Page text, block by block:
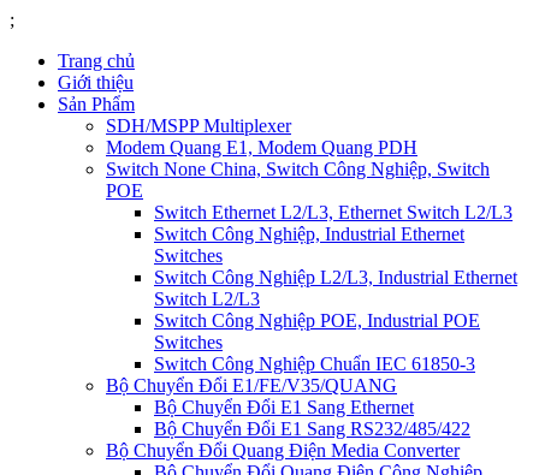
;
Trang chủ
Giới thiệu
Sản Phẩm
SDH/MSPP Multiplexer
Modem Quang E1, Modem Quang PDH
Switch None China, Switch Công Nghiệp, Switch
POE
Switch Ethernet L2/L3, Ethernet Switch L2/L3
Switch Công Nghiệp, Industrial Ethernet
Switches
Switch Công Nghiệp L2/L3, Industrial Ethernet
Switch L2/L3
Switch Công Nghiệp POE, Industrial POE
Switches
Switch Công Nghiệp Chuẩn IEC 61850-3
Bộ Chuyển Đổi E1/FE/V35/QUANG
Bộ Chuyển Đổi E1 Sang Ethernet
Bộ Chuyển Đổi E1 Sang RS232/485/422
Bộ Chuyển Đổi Quang Điện Media Converter